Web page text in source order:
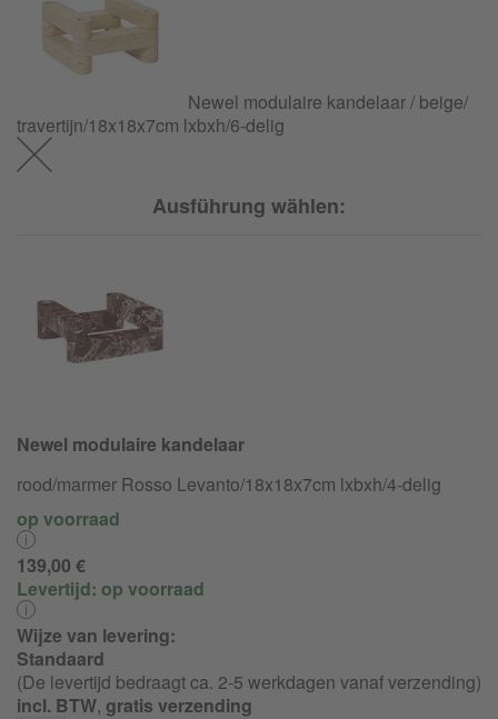
Newel modulaire kandelaar / beige/
travertijn/18x18x7cm lxbxh/6-delig
Ausführung wählen:
Newel modulaire kandelaar
rood/marmer Rosso Levanto/18x18x7cm lxbxh/4-delig
op voorraad
139,00 €
Levertijd: op voorraad
Wijze van levering:
Standaard
(De levertijd bedraagt ca. 2-5 werkdagen vanaf verzending)
incl. BTW, gratis verzending